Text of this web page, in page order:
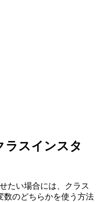
ラスインスタ
たい場合には、クラス
数のどちらかを使う方法